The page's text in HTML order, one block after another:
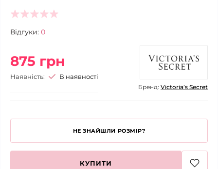
Відгуки: 0
875 грн
Наявність: В наявності
Бренд: Victoria’s Secret
НЕ ЗНАЙШЛИ РОЗМІР?
КУПИТИ